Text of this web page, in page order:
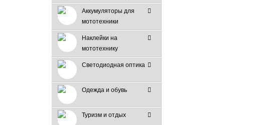
Аккумуляторы для
мототехники
Наклейки на
мототехнику
Светодиодная оптика
Одежда и обувь
Туризм и отдых